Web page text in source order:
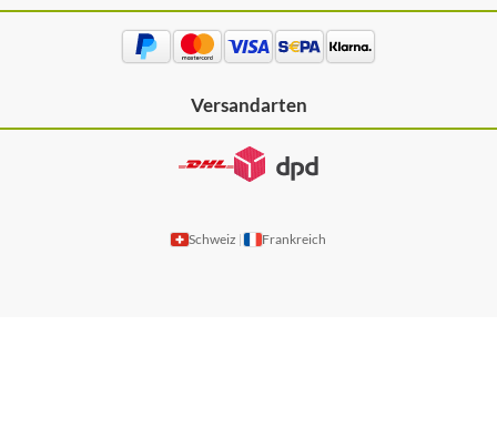
Versandarten
Schweiz Frankreich